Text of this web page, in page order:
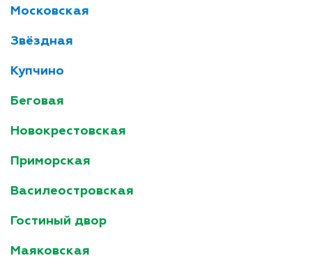
Московская
Звёздная
Купчино
Беговая
Новокрестовская
Приморская
Василеостровская
Гостиный двор
Маяковская